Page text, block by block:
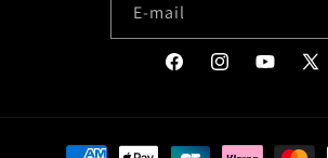
E-mail
FacebookInstagramYouTube
X
Moyens